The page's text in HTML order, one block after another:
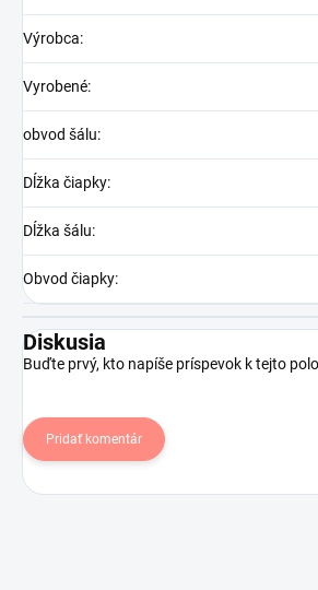
Výrobca:
Vyrobené:
obvod šálu:
Dĺžka čiapky:
Dĺžka šálu:
Obvod čiapky:
Diskusia
Buďte prvý, kto napíše príspevok k tejto
Pridať komentár